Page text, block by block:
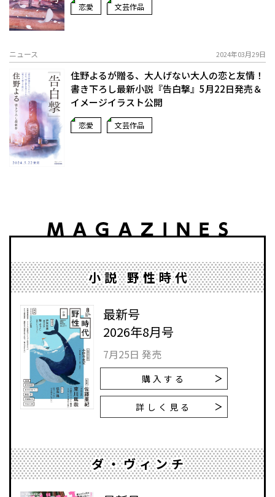
恋愛 文芸作品
ニュース 2024年03月29日
住野よるが贈る、大人げない大人の恋と友情！
書き下ろし最新小説『告白撃』5月22日発売＆
イメージイラスト公開
恋愛 文芸作品
小説 野性時代
最新号
2026年8月号
7月25日 発売
購入する
詳しく見る
ダ・ヴィンチ